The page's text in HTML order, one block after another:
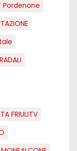
Pordenone
FRIULITV